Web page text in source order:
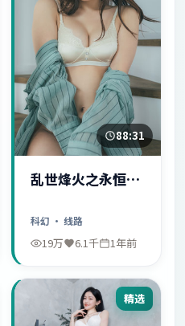
88:31
乱世烽火之永恒爱
科幻 · 线路
19万 6.1千 1年前
精选